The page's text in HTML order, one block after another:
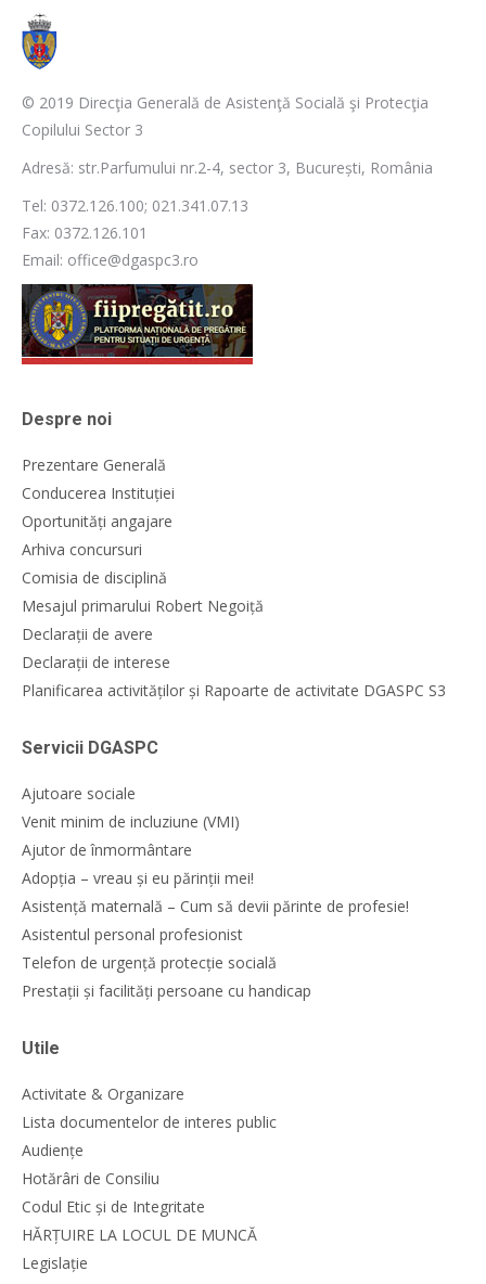
© 2019 Direcţia Generală de Asistenţă Socială şi Protecţia
Copilului Sector 3
Adresă: str.Parfumului nr.2-4, sector 3, București, România
Tel: 0372.126.100; 021.341.07.13
Fax: 0372.126.101
Email: office@dgaspc3.ro
Despre noi
Prezentare Generală
Conducerea Instituției
Oportunități angajare
Arhiva concursuri
Comisia de disciplină
Mesajul primarului Robert Negoiță
Declarații de avere
Declarații de interese
Planificarea activităților și Rapoarte de activitate DGASPC S3
Servicii DGASPC
Ajutoare sociale
Venit minim de incluziune (VMI)
Ajutor de înmormântare
Adopția – vreau și eu părinții mei!
Asistență maternală – Cum să devii părinte de profesie!
Asistentul personal profesionist
Telefon de urgență protecție socială
Prestații și facilități persoane cu handicap
Utile
Activitate & Organizare
Lista documentelor de interes public
Audiențe
Hotărâri de Consiliu
Codul Etic și de Integritate
HĂRȚUIRE LA LOCUL DE MUNCĂ
Legislație